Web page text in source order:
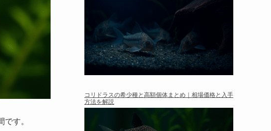
す。
コリドラスの希少種と高額個体まとめ｜相場価格と入手
方法を解説